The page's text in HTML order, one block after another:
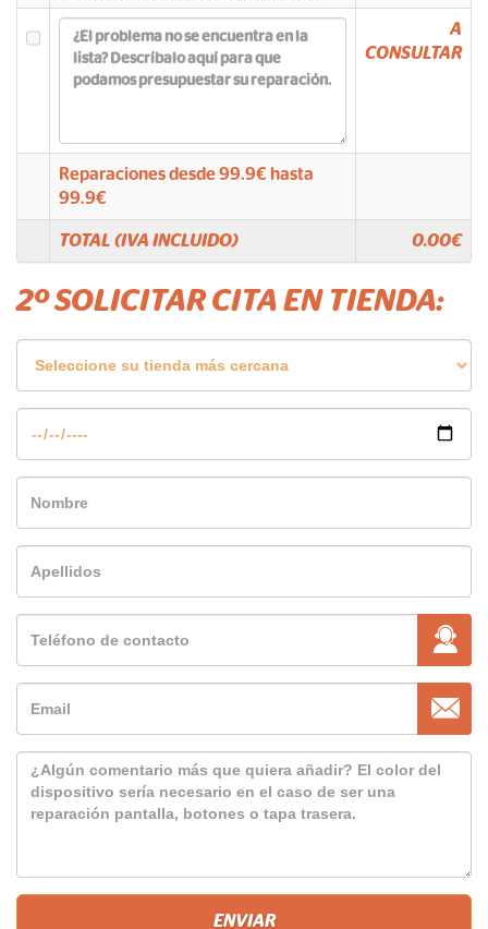
A
CONSULTAR
Reparaciones desde99.9€ hasta
99.9€
TOTAL (IVA INCLUIDO) 0.00€
2º SOLICITAR CITA EN TIENDA: